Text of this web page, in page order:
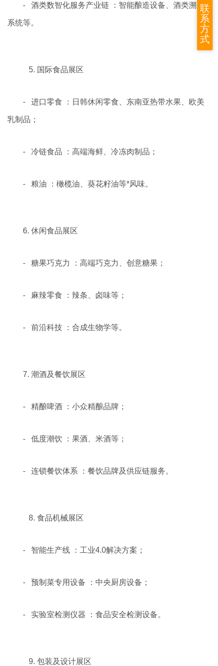
- 酒类数智化服务产业链 ：智能酿造设备、酒类溯源
系统等。
5. 国际食品展区
- 进口零食 ：日韩休闲零食、东南亚热带水果、欧美
乳制品；
- 冷链食品 ：高端海鲜、冷冻肉制品；
- 粮油 ：橄榄油、葵花籽油等*风味。
6. 休闲食品展区
- 糖果巧克力 ：高端巧克力、创意糖果；
- 麻辣零食 ：辣条、卤味等；
- 前沿科技 ：合成生物学等。
7. 潮酒及餐饮展区
- 精酿啤酒 ：小众精酿品牌；
- 低度潮饮 ：果酒、米酒等；
- 连锁餐饮体系 ：餐饮品牌及供应链服务。
8. 食品机械展区
- 智能生产线 ：工业4.0解决方案；
- 预制菜专用设备 ：中央厨房设备；
- 实验室检测仪器 ：食品安全检测设备。
9. 包装及设计展区
联
系
方
式